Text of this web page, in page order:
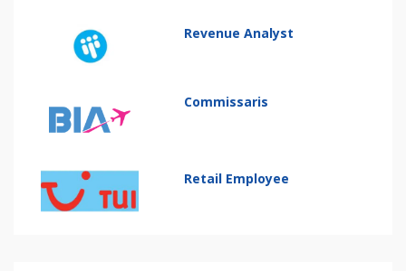
Revenue Analyst
Commissaris
Retail Employee